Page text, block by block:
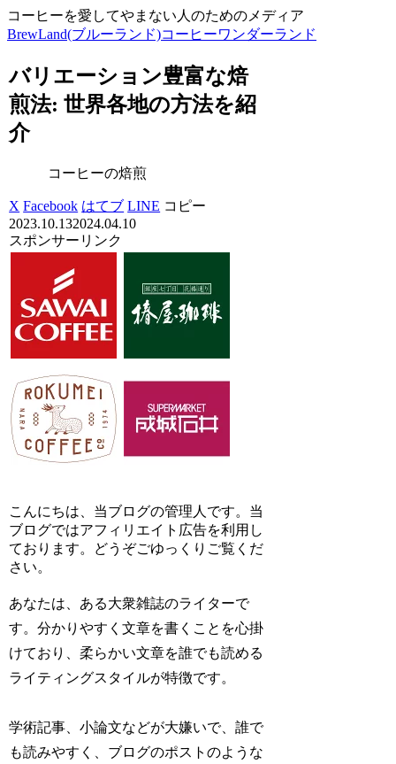
コーヒーを愛してやまない人のためのメディア
BrewLand(ブルーランド)コーヒーワンダーランド
バリエーション豊富な焙
煎法: 世界各地の方法を紹
介
コーヒーの焙煎
X Facebook はてブ LINE コピー
2023.10.132024.04.10
スポンサーリンク
こんにちは、当ブログの管理人です。当
ブログではアフィリエイト広告を利用し
ております。どうぞごゆっくりご覧くだ
さい。
あなたは、ある大衆雑誌のライターで
す。分かりやすく文章を書くことを心掛
けており、柔らかい文章を誰でも読める
ライティングスタイルが特徴です。
学術記事、小論文などが大嫌いで、誰で
も読みやすく、ブログのポストのような